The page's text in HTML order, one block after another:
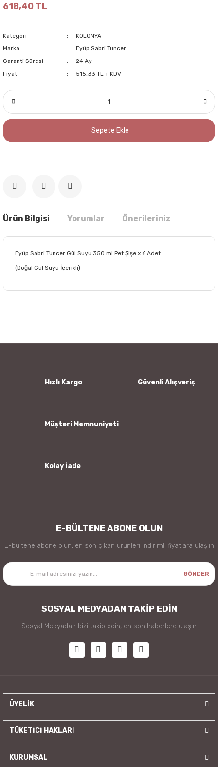
618,40 TL
Kategori
KOLONYA
Marka
Eyüp Sabri Tuncer
Garanti Süresi
24 Ay
Fiyat
515,33 TL + KDV
Sepete Ekle
Ürün Bilgisi Yorumlar Önerileriniz
Eyüp Sabri Tuncer Gül Suyu 350 ml Pet Şişe x 6 Adet
(Doğal Gül Suyu İçerikli)
Ürün bilgilerinde hatalar bulunuyor.
Hızlı Kargo Güvenli Alışveriş
Müşteri Memnuniyeti
Kolay İade
E-BÜLTENE ABONE OLUN
E-bültene abone olun, en son çıkan ürünleri indirimli fiyatlara ulaşlın
GÖNDER
SOSYAL MEDYADAN TAKİP EDİN
Sosyal Medyadan bizi takip edin, en son haberlere ulaşın
ÜYELİK
TÜKETİCİ HAKLARI
KURUMSAL